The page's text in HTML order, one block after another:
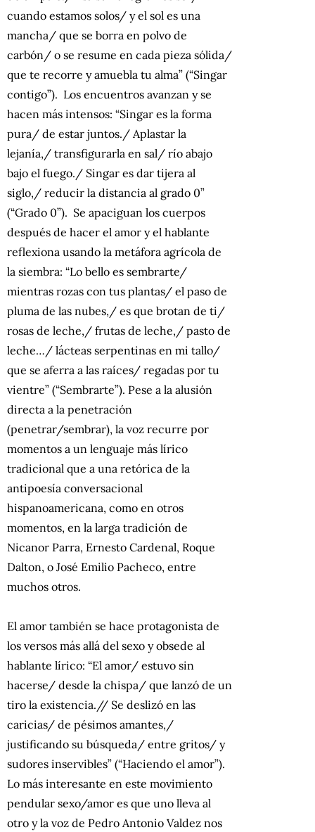
cuando estamos solos/ y el sol es una
mancha/ que se borra en polvo de
carbón/ o se resume en cada pieza sólida/
que te recorre y amuebla tu alma” (“Singar
contigo”). Los encuentros avanzan y se
hacen más intensos: “Singar es la forma
pura/ de estar juntos./ Aplastar la
lejanía,/ transfigurarla en sal/ río abajo
bajo el fuego./ Singar es dar tijera al
siglo,/ reducir la distancia al grado 0”
(“Grado 0”). Se apaciguan los cuerpos
después de hacer el amor y el hablante
reflexiona usando la metáfora agrícola de
la siembra: “Lo bello es sembrarte/
mientras rozas con tus plantas/ el paso de
pluma de las nubes,/ es que brotan de ti/
rosas de leche,/ frutas de leche,/ pasto de
leche…/ lácteas serpentinas en mi tallo/
que se aferra a las raíces/ regadas por tu
vientre” (“Sembrarte”). Pese a la alusión
directa a la penetración
(penetrar/sembrar), la voz recurre por
momentos a un lenguaje más lírico
tradicional que a una retórica de la
antipoesía conversacional
hispanoamericana, como en otros
momentos, en la larga tradición de
Nicanor Parra, Ernesto Cardenal, Roque
Dalton, o José Emilio Pacheco, entre
muchos otros.
El amor también se hace protagonista de
los versos más allá del sexo y obsede al
hablante lírico: “El amor/ estuvo sin
hacerse/ desde la chispa/ que lanzó de un
tiro la existencia.// Se deslizó en las
caricias/ de pésimos amantes,/
justificando su búsqueda/ entre gritos/ y
sudores inservibles” (“Haciendo el amor”).
Lo más interesante en este movimiento
pendular sexo/amor es que uno lleva al
otro y la voz de Pedro Antonio Valdez nos